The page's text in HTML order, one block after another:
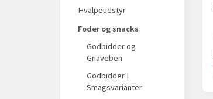
Hvalpeudstyr
Foder og snacks
Godbidder og
Gnaveben
Godbidder |
Smagsvarianter